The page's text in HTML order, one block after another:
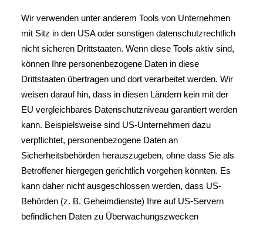
Wir verwenden unter anderem Tools von Unternehmen
mit Sitz in den USA oder sonstigen datenschutzrechtlich
nicht sicheren Drittstaaten. Wenn diese Tools aktiv sind,
können Ihre personenbezogene Daten in diese
Drittstaaten übertragen und dort verarbeitet werden. Wir
weisen darauf hin, dass in diesen Ländern kein mit der
EU vergleichbares Datenschutzniveau garantiert werden
kann. Beispielsweise sind US-Unternehmen dazu
verpflichtet, personenbezogene Daten an
Sicherheitsbehörden herauszugeben, ohne dass Sie als
Betroffener hiergegen gerichtlich vorgehen könnten. Es
kann daher nicht ausgeschlossen werden, dass US-
Behörden (z. B. Geheimdienste) Ihre auf US-Servern
befindlichen Daten zu Überwachungszwecken